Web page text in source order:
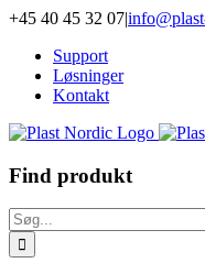
Skip
content
+45 40 45 32 07|
Support
Løsninger
Kontakt
Find produkt
Søg
efter: